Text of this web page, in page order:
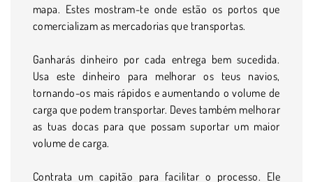
mapa. Estes mostram-te onde estão os portos que
comercializam as mercadorias que transportas.
Ganharás dinheiro por cada entrega bem sucedida.
Usa este dinheiro para melhorar os teus navios,
tornando-os mais rápidos e aumentando o volume de
carga que podem transportar. Deves também melhorar
as tuas docas para que possam suportar um maior
volume de carga.
Contrata um capitão para facilitar o processo. Ele